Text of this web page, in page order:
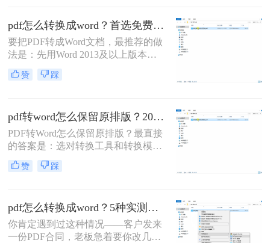
pdf怎么转换成word？首选免费工具，复杂文件再上专业软件！
要把PDF转成Word文档，最推荐的做
法是：先用Word 2013及以上版本直
接打开PDF（免费、无损）、再用
Google Drive在线转换（免费、云
底。
赞 踩
pdf转word怎么保留原排版？2026最新实测，这5种方法从免费到专业全搞定！
PDF转Word怎么保留原排版？最直接
的答案是：选对转换工具和转换模式
——可编辑PDF优先用Word直接打开
或专业转换软件的“排版优先”模式，
排版错乱、表格移位、字体变样等问
题的核心原则。
赞 踩
pdf怎么转换成word？5种实测方法，从免费到专业全攻略！
你肯定遇到过这种情况——客户发来
一份PDF合同，老板急着要你改几个